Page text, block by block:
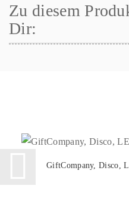
Zu diesem
Dir:
GiftCompany, Disco,